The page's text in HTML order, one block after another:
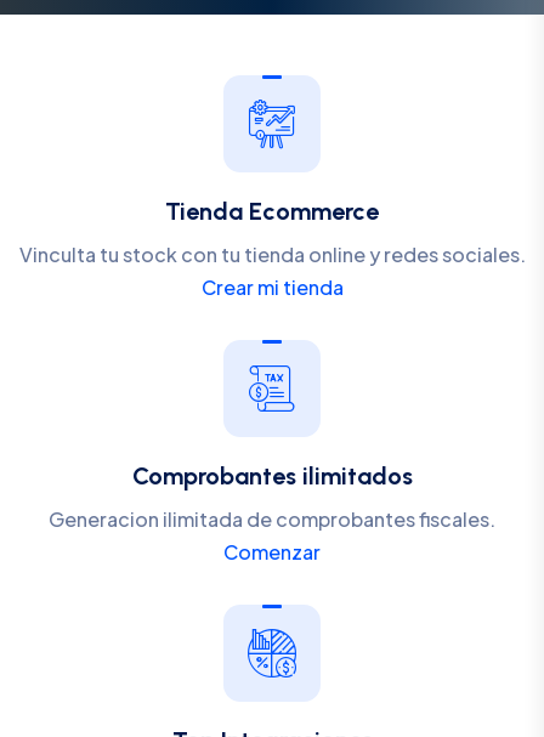
Tienda Ecommerce
Vinculta tu stock con tu tienda online y redes sociales.
Crear mi tienda
Comprobantes ilimitados
Generacion ilimitada de comprobantes fiscales.
Comenzar